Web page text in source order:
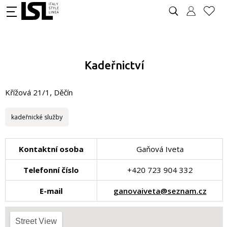
Kadeřnictví
Křížová 21/1, Děčín
kadeřnické služby
Kontaktní osoba Gaňová Iveta
Telefonní číslo +420 723 904 332
E-mail ganovaiveta@seznam.cz
Street View